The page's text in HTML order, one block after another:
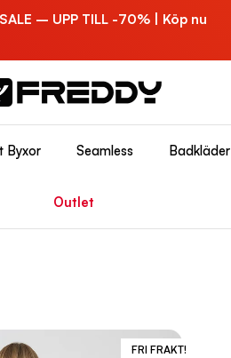
– UPP TILL -70% | Köp nu
Byxor Seamless Badkläder
Outlet
FRI FRAKT!